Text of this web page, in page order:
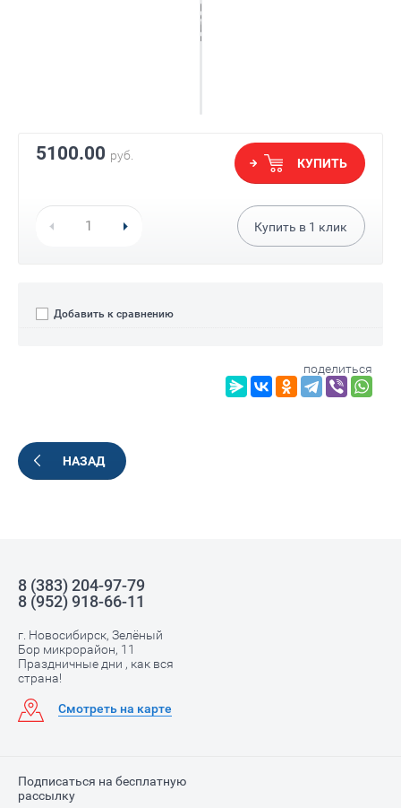
5100.00 руб.
КУПИТЬ
Купить в 1 клик
Добавить к сравнению
поделиться
НАЗАД
8 (383) 204-97-79
8 (952) 918-66-11
г. Новосибирск, Зелёный
Бор микрорайон, 11
Праздничные дни , как вся
страна!
Смотреть на карте
Подписаться на бесплатную
рассылку